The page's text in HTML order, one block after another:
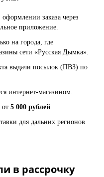
заказа через
приложение.
на города, где
сети «Русская Дымка».
выдачи посылок (ПВЗ) по
интернет-магазином.
от 5 000 рублей
для дальних регионов
в рассрочку